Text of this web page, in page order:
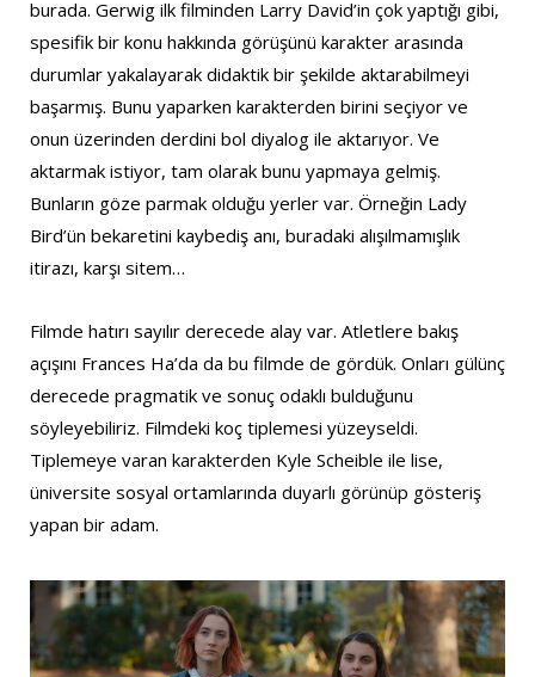
burada. Gerwig ilk filminden Larry David’in çok yaptığı gibi,
spesifik bir konu hakkında görüşünü karakter arasında
durumlar yakalayarak didaktik bir şekilde aktarabilmeyi
başarmış. Bunu yaparken karakterden birini seçiyor ve
onun üzerinden derdini bol diyalog ile aktarıyor. Ve
aktarmak istiyor, tam olarak bunu yapmaya gelmiş.
Bunların göze parmak olduğu yerler var. Örneğin Lady
Bird’ün bekaretini kaybediş anı, buradaki alışılmamışlık
itirazı, karşı sitem…
Filmde hatırı sayılır derecede alay var. Atletlere bakış
açışını Frances Ha’da da bu filmde de gördük. Onları gülünç
derecede pragmatik ve sonuç odaklı bulduğunu
söyleyebiliriz. Filmdeki koç tiplemesi yüzeyseldi.
Tiplemeye varan karakterden Kyle Scheible ile lise,
üniversite sosyal ortamlarında duyarlı görünüp gösteriş
yapan bir adam.